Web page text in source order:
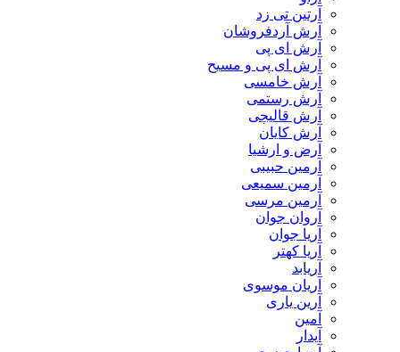
آرتین تی زد
آرش آردفروشان
آرش ای پی
آرش ای پی و مسیح
آرش خامسی
آرش رستمی
آرش قالیچی
آرش کایان
​آرض و ارشیا
آرمین حبیبی
آرمین سمیعی
آرمین مرسی
آروان جوان
آریا جوان
آریا کهتر
آریابد
آریان موسوی
آرین یاری
آمین
آیدار